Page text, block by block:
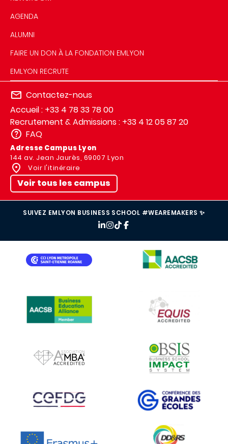
AGENDA
ALUMNI
FAIRE UN DON À LA FONDATION EMLYON
EMLYON RECRUTE
Contactez-nous
Accueil : +33 4 78 33 78 00
Recrutement & Admissions : +33 4 12 05 87 20
FAQ
Adresse Campus Lyon
144 av. Jean Jaurès, 69007 Lyon
Voir l'itinéraire
Voir tous les campus
SUIVEZ EMLYON BUSINESS SCHOOL #WEAREMAKERS ✨
IMAGE
IMAGE
IMAGE
IMAGE
IMAGE IMAGE